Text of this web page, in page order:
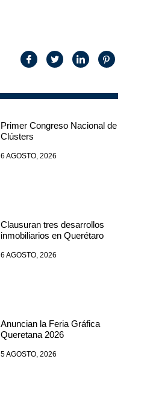
Primer Congreso Nacional de
Clústers
6 AGOSTO, 2026
Clausuran tres desarrollos
inmobiliarios en Querétaro
6 AGOSTO, 2026
Anuncian la Feria Gráfica
Queretana 2026
5 AGOSTO, 2026